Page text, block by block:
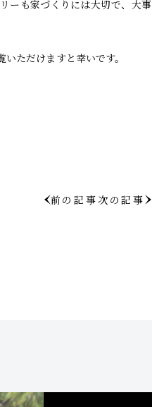
ーも家づくりには大切で、大事
ただけますと幸いです。
前の記事次の記事